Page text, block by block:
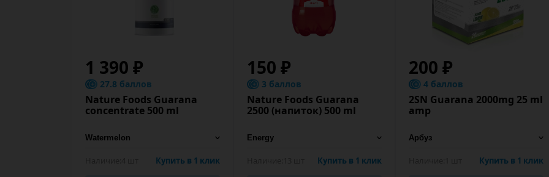
1 390 ₽
27.8 баллов
Nature Foods Guarana
concentrate 500 ml
Купить в 1 клик
150 ₽
3 баллов
Nature Foods Guarana
2500 (напиток) 500 ml
Купить в 1 клик
200 ₽
4 баллов
2SN Guarana 2000mg 25 ml
amp
Купить в 1 клик